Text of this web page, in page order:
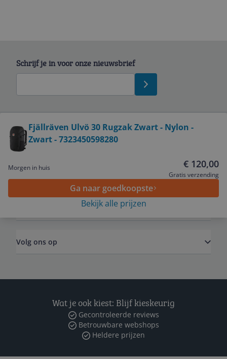
Fjällräven Ulvö 30 Rugzak Zwart - Nylon -
Zwart - 7323450598280
Morgen in huis € 120,00
Gratis verzending
Ga naar goedkoopste
Bekijk alle prijzen
Schrijf je in voor onze nieuwsbrief
Service
Algemeen
Volg ons op
Wat je ook kiest: Blijf kieskeurig
Gecontroleerde reviews
Betrouwbare webshops
Heldere prijzen